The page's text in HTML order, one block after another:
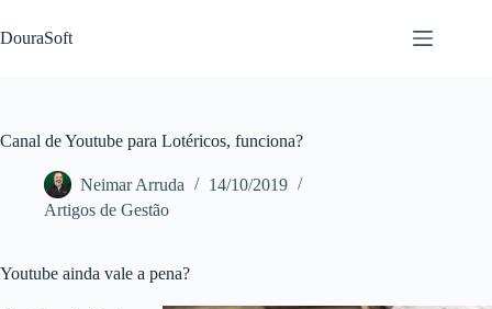
para
o
DouraSoft
Canal de Youtube para Lotéricos, funciona?
Neimar Arruda
14/10/2019
Artigos de Gestão
Youtube ainda vale a pena?